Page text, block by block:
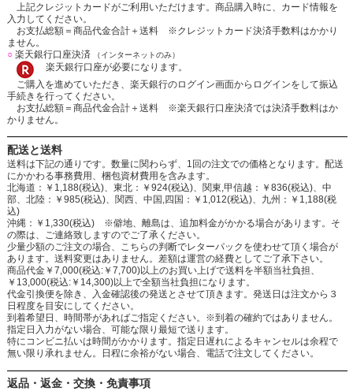
上記クレジットカードがご利用いただけます。商品購入時に、カード情報を
入力してください。
お支払総額＝商品代金合計＋送料 ※クレジットカード決済手数料はかかり
ません。
○楽天銀行口座決済 （インターネットのみ）
楽天銀行口座が必要になります。
ご購入を進めていただき、楽天銀行のログイン画面からログインをして振込
手続きを行ってください。
お支払総額＝商品代金合計＋送料 ※楽天銀行口座決済では決済手数料はか
かりません。
配送と送料
送料は下記の通りです。数量に関わらず、1回の注文での価格となります。配送
にかかわる事務費用、梱包資材費用を含みます。
北海道：￥1,188(税込)、東北：￥924(税込)、関東,甲信越：￥836(税込)、中
部、北陸：￥985(税込)、関西、中国,四国：￥1,012(税込)、九州：￥1,188(税
込)
沖縄：￥1,330(税込) ※僻地、離島は、追加料金がかかる場合があります。そ
の際は、ご連絡致しますのでご了承ください。
少量少額のご注文の場合、こちらの判断でレターパックを使わせて頂く場合が
あります。送料変更はありません。差額は運営の経費としてご了承下さい。
商品代金￥7,000(税込:￥7,700)以上のお買い上げで送料を半額当社負担、
￥13,000(税込:￥14,300)以上で全額当社負担になります。
代金引換便を除き、入金確認後の発送とさせて頂きます。発送日は注文から３
日程度を目安にしてください。
到着希望日、時間帯があればご指定ください。※到着の確約ではありません。
指定日入力がない場合、可能な限り最短で送ります。
特にコンビニ払いは時間がかかります。指定日遅れによるキャンセルは余程で
無い限り承れません。日程に余裕がない場合、電話で注文してください。
返品・返金・交換・免責事項